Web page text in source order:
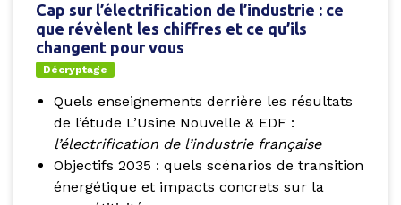
Cap sur l’électrification de l’industrie : ce
que révèlent les chiffres et ce qu’ils
changent pour vous
Décryptage
Quels enseignements derrière les résultats
de l’étude L’Usine Nouvelle & EDF :
l’électrification de l’industrie française
Objectifs 2035 : quels scénarios de transition
énergétique et impacts concrets sur la